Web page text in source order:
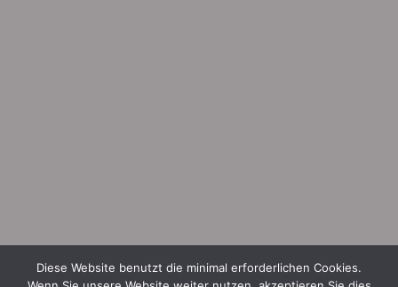
Diese Website benutzt die minimal erforderlichen Cookies.